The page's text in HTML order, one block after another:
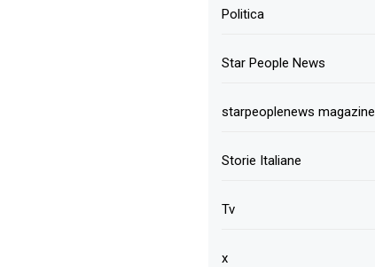
Politica
Star People News
starpeoplenews magazine
Storie Italiane
Tv
x